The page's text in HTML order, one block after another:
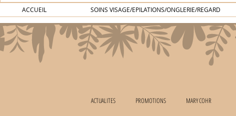
ACCUEIL SOINS VISAGE/EPILATIONS/ONGLERIE/REGARD
ACTUALITES PROMOTIONS MARY COHR